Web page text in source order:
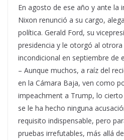
En agosto de ese año y ante la
Nixon renunció a su cargo,
política. Gerald Ford, su
presidencia y le otorgó al
incondicional en septiembre de
– Aunque muchos, a raíz del
en la Cámara Baja, ven como
impeachment a Trump, lo
se le ha hecho ninguna
requisito indispensable, pero
pruebas irrefutables, más allá